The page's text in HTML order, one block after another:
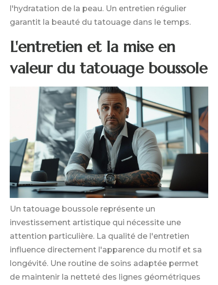
l'hydratation de la peau. Un entretien régulier
garantit la beauté du tatouage dans le temps.
L'entretien et la mise en
valeur du tatouage boussole
Un tatouage boussole représente un
investissement artistique qui nécessite une
attention particulière. La qualité de l'entretien
influence directement l'apparence du motif et sa
longévité. Une routine de soins adaptée permet
de maintenir la netteté des lignes géométriques